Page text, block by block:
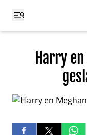
Harry